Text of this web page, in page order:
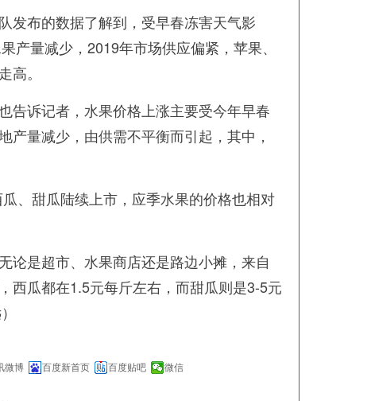
布的数据了解到，受早春冻害天气影
产量减少，2019年市场供应偏紧，苹果、
。
诉记者，水果价格上涨主要受今年早春
产量减少，由供需不平衡而引起，其中，
、甜瓜陆续上市，应季水果的价格也相对
是超市、水果商店还是路边小摊，来自
西瓜都在1.5元每斤左右，而甜瓜则是3-5元
微博 百度新首页 百度贴吧 微信